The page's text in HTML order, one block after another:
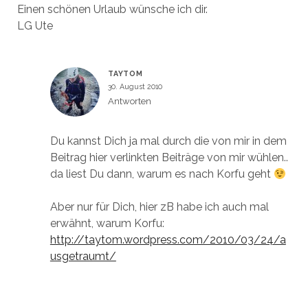
Einen schönen Urlaub wünsche ich dir.
LG Ute
TAYTOM
30. August 2010
Antworten
Du kannst Dich ja mal durch die von mir in dem
Beitrag hier verlinkten Beiträge von mir wühlen..
da liest Du dann, warum es nach Korfu geht
Aber nur für Dich, hier zB habe ich auch mal
erwähnt, warum Korfu:
http://taytom.wordpress.com/2010/03/24/a
usgetraumt/